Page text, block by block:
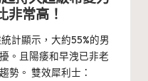
非常高！
計顯示，大約55%的男
。且陽痿和早洩已非老
勢。 雙效犀利士：